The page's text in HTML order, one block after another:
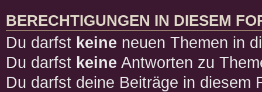
BERECHTIGUNGEN IN DIESEM
Du darfst keine neuen Themen in
Du darfst keine Antworten zu
Du darfst deine Beiträge in diesem